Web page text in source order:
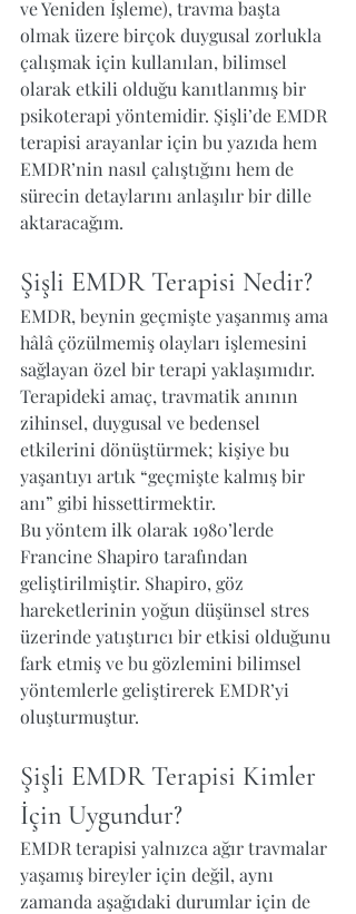
ve Yeniden İşleme), travma başta
olmak üzere birçok duygusal zorlukla
çalışmak için kullanılan, bilimsel
olarak etkili olduğu kanıtlanmış bir
psikoterapi yöntemidir. Şişli’de EMDR
terapisi arayanlar için bu yazıda hem
EMDR’nin nasıl çalıştığını hem de
sürecin detaylarını anlaşılır bir dille
aktaracağım.
Şişli EMDR Terapisi Nedir?
EMDR, beynin geçmişte yaşanmış ama
hâlâ çözülmemiş olayları işlemesini
sağlayan özel bir terapi yaklaşımıdır.
Terapideki amaç, travmatik anının
zihinsel, duygusal ve bedensel
etkilerini dönüştürmek; kişiye bu
yaşantıyı artık “geçmişte kalmış bir
anı” gibi hissettirmektir.
Bu yöntem ilk olarak 1980’lerde
Francine Shapiro tarafından
geliştirilmiştir. Shapiro, göz
hareketlerinin yoğun düşünsel stres
üzerinde yatıştırıcı bir etkisi olduğunu
fark etmiş ve bu gözlemini bilimsel
yöntemlerle geliştirerek EMDR’yi
oluşturmuştur.
Şişli EMDR Terapisi Kimler
İçin Uygundur?
EMDR terapisi yalnızca ağır travmalar
yaşamış bireyler için değil, aynı
zamanda aşağıdaki durumlar için de